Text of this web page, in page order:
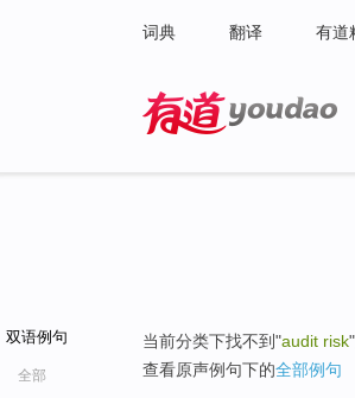
词典 翻译 有道
双语例句
全部
当前分类下找不到"audit risk
查看原声例句下的全部例句